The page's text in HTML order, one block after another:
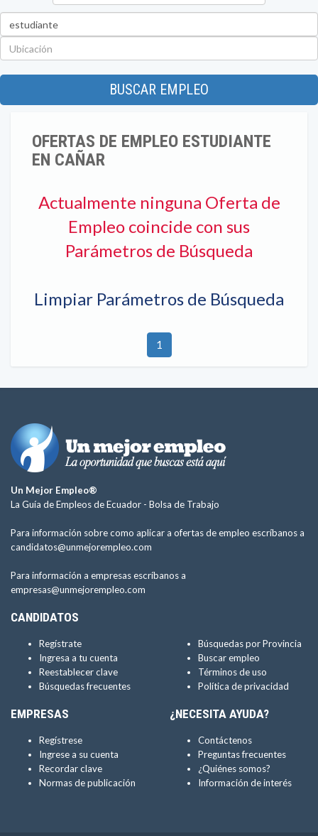
BUSCAR EMPLEO
OFERTAS DE EMPLEO ESTUDIANTE
EN CAÑAR
Actualmente ninguna Oferta de
Empleo coincide con sus
Parámetros de Búsqueda
Limpiar Parámetros de Búsqueda
1
Un Mejor Empleo®
La Guía de Empleos de Ecuador - Bolsa de Trabajo
Para información sobre como aplicar a ofertas de empleo escríbanos a
candidatos@unmejorempleo.com
Para información a empresas escríbanos a
empresas@unmejorempleo.com
CANDIDATOS
Regístrate
Ingresa a tu cuenta
Reestablecer clave
Búsquedas frecuentes
Búsquedas por Provincia
Buscar empleo
Términos de uso
Política de privacidad
EMPRESAS
Regístrese
Ingrese a su cuenta
Recordar clave
Normas de publicación
¿NECESITA AYUDA?
Contáctenos
Preguntas frecuentes
¿Quiénes somos?
Información de interés